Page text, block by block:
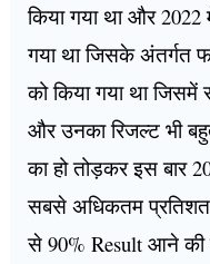
किया गया था और 2022
गया था जिसके अंतर्गत
को किया गया था जिसमें
और उनका रिजल्ट भी
का हो तोड़कर इस बार
सबसे अधिकतम प्रतिशत
से 90% Result आने की